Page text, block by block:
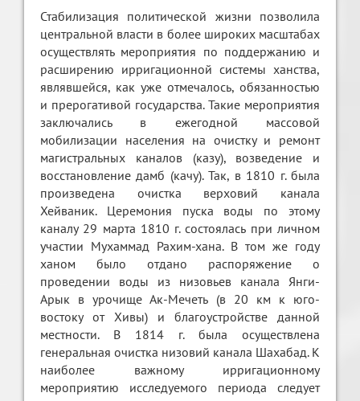
Стабилизация политической жизни позволила
центральной власти в более широких масштабах
осуществлять мероприятия по поддержанию и
расширению ирригационной системы ханства,
являвшейся, как уже отмечалось, обязанностью
и прерогативой государства. Такие мероприятия
заключались в ежегодной массовой
мобилизации населения на очистку и ремонт
магистральных каналов (казу), возведение и
восстановление дамб (качу). Так, в 1810 г. была
произведена очистка верховий канала
Хейваник. Церемония пуска воды по этому
каналу 29 марта 1810 г. состоялась при личном
участии Мухаммад Рахим-хана. В том же году
ханом было отдано распоряжение о
проведении воды из низовьев канала Янги-
Арык в урочище Ак-Мечеть (в 20 км к юго-
востоку от Хивы) и благоустройстве данной
местности. В 1814 г. была осуществлена
генеральная очистка низовий канала Шахабад. К
наиболее важному ирригационному
мероприятию исследуемого периода следует